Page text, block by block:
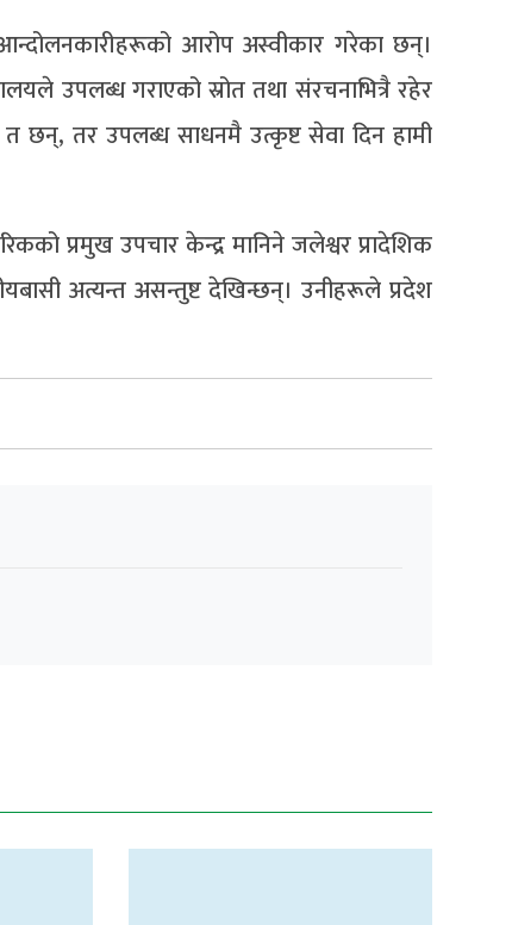
आरोप अस्वीकार गरेका छन्।
उपलब्ध गराएको स्रोत तथा संरचनाभित्रै रहेर
छन्, तर उपलब्ध साधनमै उत्कृष्ट सेवा दिन हामी
प्रमुख उपचार केन्द्र मानिने जलेश्वर प्रादेशिक
अत्यन्त असन्तुष्ट देखिन्छन्। उनीहरूले प्रदेश